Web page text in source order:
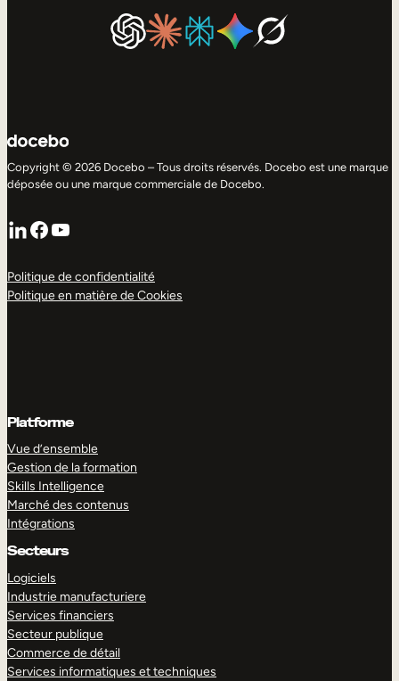
Copyright © 2026 Docebo – Tous droits réservés. Docebo est une marque
déposée ou une marque commerciale de Docebo.
LinkedIn
Facebook
YouTube
Politique de confidentialité
Politique en matière de Cookies
Platforme
Vue d’ensemble
Gestion de la formation
Skills Intelligence
Marché des contenus
Intégrations
Secteurs
Logiciels
Industrie manufacturiere
Services financiers
Secteur publique
Commerce de détail
Services informatiques et techniques